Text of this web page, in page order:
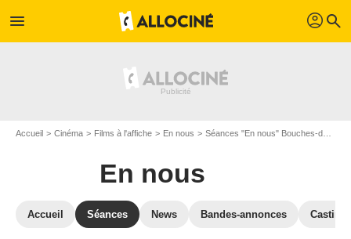
menu profil search
Accueil Cinéma Films à l'affiche En nous Séances "En nous" Bouches-du-Rhône
En nous
Accueil Séances News Bandes-annonces Casting